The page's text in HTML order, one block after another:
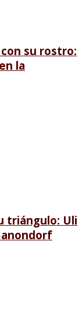
su rostro:
la
triángulo: Uli